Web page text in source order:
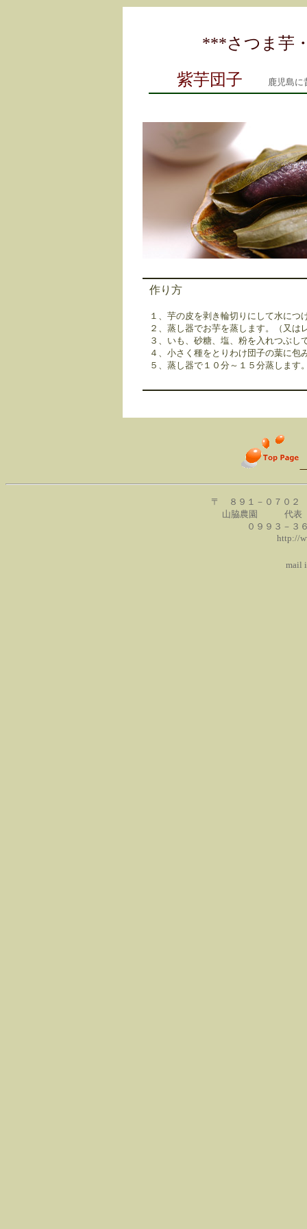
***さつま芋
紫芋団子 鹿児島に
作り方
１、芋の皮を剥き輪切りにして水につ
２、蒸し器でお芋を蒸します。（又は
３、いも、砂糖、塩、粉を入れつぶし
４、小さく種をとりわけ団子の葉に包
５、蒸し器で１０分～１５分蒸します
〒 ８９１－０７０２
山脇農園 代表
０９９３－３
http://
mail